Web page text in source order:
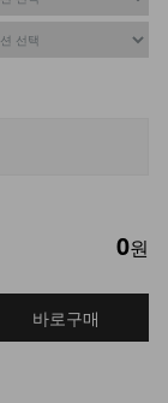
0원
바로구매